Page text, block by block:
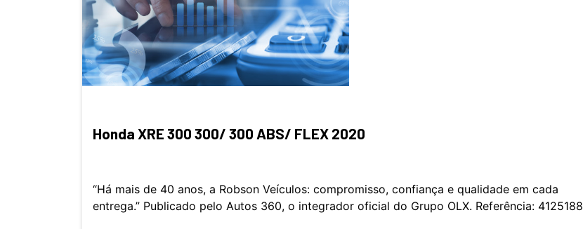
Honda XRE 300 300/ 300 ABS/ FLEX 2020
“Há mais de 40 anos, a Robson Veículos: compromisso, confiança e qualidade em cada
entrega.” Publicado pelo Autos 360, o integrador oficial do Grupo OLX. Referência: 4125188